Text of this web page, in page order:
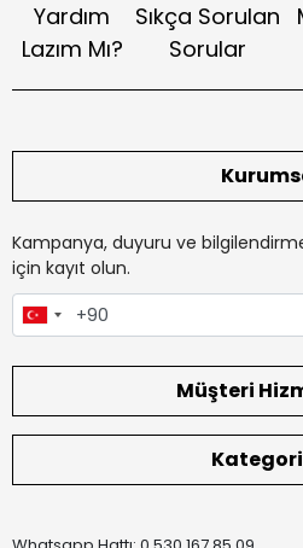
Yardım
Lazım Mı?
Sıkça Sorulan
Sorular
Kampanya, duyuru ve
için kayıt olun.
Müşteri